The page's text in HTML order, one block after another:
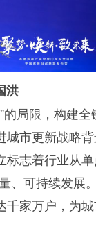
洪
局限，构建
市更新战略
志着行业从
、可持续发展
家万户，为